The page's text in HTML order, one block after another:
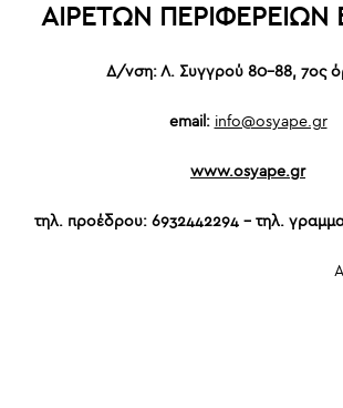
ΑΙΡΕΤΩΝ
Δ/νση: Λ. Συγγρού 80-88, 7ος
email : info@osyape.gr
www.osyape.gr
τηλ. προέδρου: 6932442294 – τηλ.